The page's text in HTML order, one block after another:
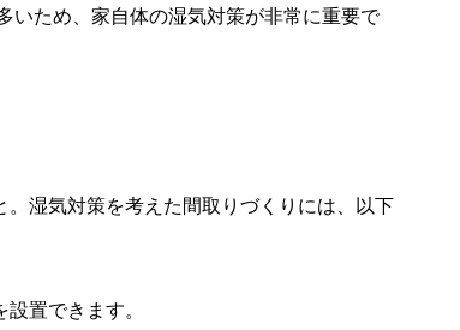
いため、家自体の湿気対策が非常に重要で
湿気対策を考えた間取りづくりには、以下
置できます。